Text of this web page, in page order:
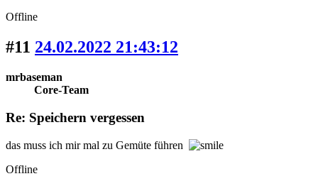
Offline
#11 24.02.2022 21:43:12
mrbaseman
Core-Team
Re: Speichern vergessen
das muss ich mir mal zu Gemüte führen
Offline